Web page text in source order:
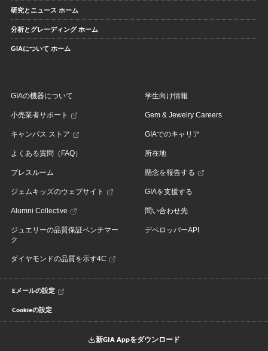
研究とニュース ホーム
分析とグレーディング ホーム
GIAについて ホーム
GIAの機器について
小売業者サポート
キャンパス ストア
よくある質問（FAQ）
プレスルーム
ジェムキッズのウェブサイト
Alumni Collective
ジュエリーの品質保証ベンチマー
ク
ダイヤモンドの品質を示す4C
学生向け情報
Gem & Jewelry Careers
GIAでのキャリア
所在地
懸念を報告する
GIAを支援する
問い合わせ先
デベロッパーAPI
Eメールの設定
Cookieの設定
新GIA Appをダウンロード